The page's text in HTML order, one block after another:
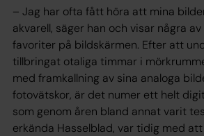
– Jag har ofta fått höra att mina
akvarell, säger han och visar några
favoriter på bildskärmen. Efter att
tillbringat otaliga timmar i
med framkallning av sina analoga
fotovätskor, är det numer ett helt
som genom åren bland annat varit
erkända Hasselblad, var tidig med